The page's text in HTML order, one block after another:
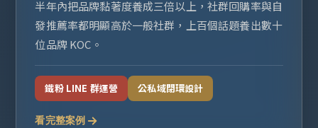
半年內把品牌黏著度養成三倍以上，社群回購率與自
發推薦率都明顯高於一般社群，上百個話題養出數十
位品牌 KOC。
鐵粉 LINE 群運營 公私域閉環設計
看完整案例